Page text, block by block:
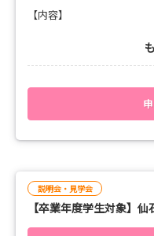
【内容】
・希望部署などの院内見学
い。
日程調整をさせていただき
ご予約をお待ちしておりま
説明会・見学会
【卒業年度学生対象】